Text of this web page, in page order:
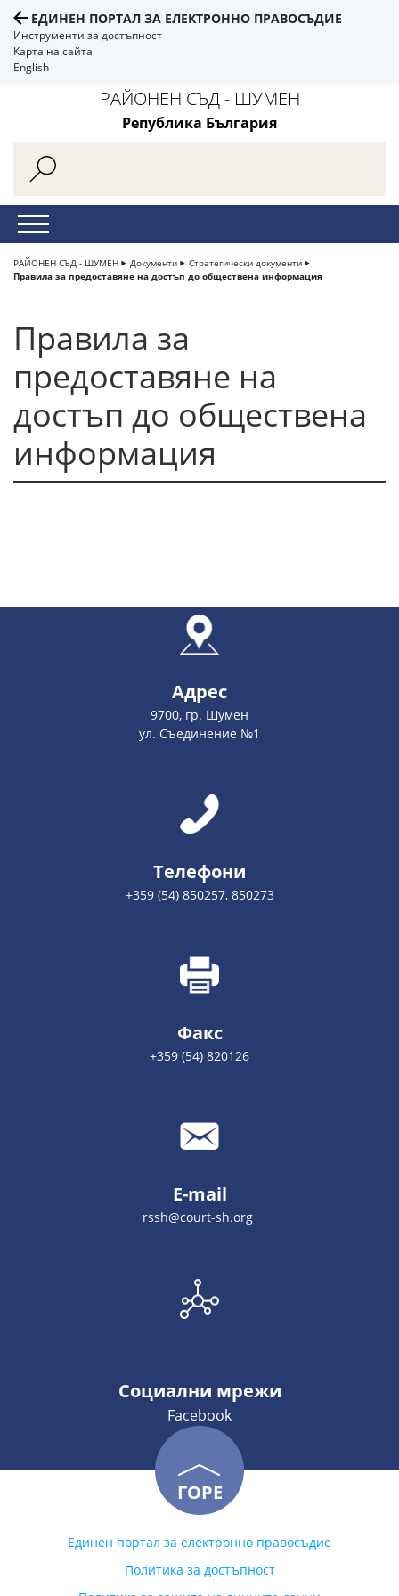
ЕДИНЕН ПОРТАЛ ЗА ЕЛЕКТРОННО ПРАВОСЪДИЕ
Инструменти за достъпност
Карта на сайта
English
РАЙОНЕН СЪД - ШУМЕН
Република България
РАЙОНЕН СЪД - ШУМЕН Документи
Стратегически документи
Правила за предоставяне на достъп до обществена информация
Правила за
предоставяне на
достъп до обществена
информация
Адрес
9700, гр. Шумен
ул. Съединение №1
Телефони
+359 (54) 850257, 850273
Факс
+359 (54) 820126
E-mail
rssh@court-sh.org
Социални мрежи
Facebook
ГОРЕ
Единен портал за електронно правосъдие
Политика за достъпност